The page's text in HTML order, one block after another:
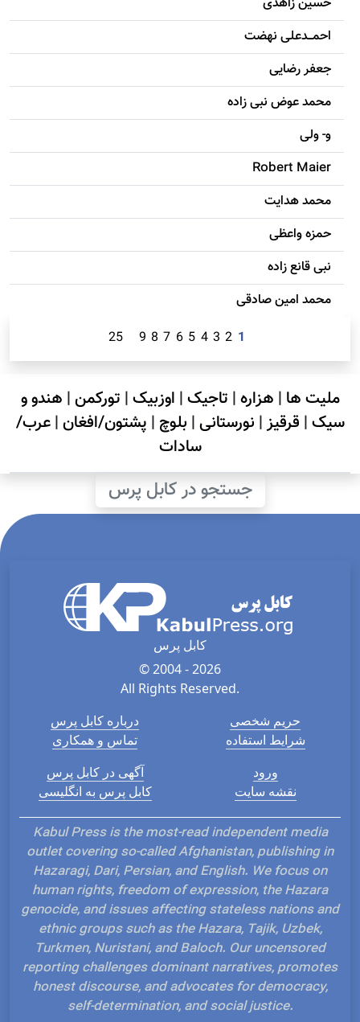
احمـــدعلی نهضت
جعفر رضایی
محمد عوض نبی زاده
و- ولی
Robert Maier
محمد هدایت
حمزه واعظی
نبی قانع زاده
محمد امين صادقی
1
2
3
4
5
6
7
8
9
25
ملیت ها | هزاره| تاجیک| اوزبیک| تورکمن| هندو و
سیک| قرقیز| نورستانی| بلوچ | پشتون/افغان|عرب/
سادات
جستجو در کابل پرس
کابل پرس
© 2004 - 2026
All Rights Reserved.
درباره کابل پرس
تماس و همکاری
حریم شخصی
شرایط استفاده
آگهی در کابل پرس
کابل پرس به انگلیسی
ورود
نقشه سایت
Kabul Press is the most-read independent media
outlet covering so-called Afghanistan, publishing in
Hazaragi, Dari, Persian, and English. We focus on
human rights, freedom of expression, the Hazara
genocide, and issues affecting stateless nations and
ethnic groups such as the Hazara, Tajik, Uzbek,
Turkmen, Nuristani, and Baloch. Our uncensored
reporting challenges dominant narratives, promotes
honest discourse, and advocates for democracy,
self-determination, and social justice.